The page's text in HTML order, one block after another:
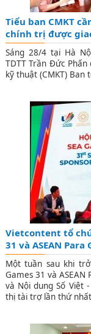
Tiểu ban CMKT
chính trị được
Sáng 28/4 tại Hà
TDTT Trần Đức
kỹ thuật (CMKT) Ban
Vietcontent tổ
31 và ASEAN Para
Một tuần sau khi
Games 31 và
và Nội dung Số Việt
thị tài trợ lần thứ